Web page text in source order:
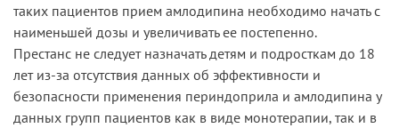
таких пациентов прием амлодипина необходимо начать с
наименьшей дозы и увеличивать ее постепенно.
Престанс не следует назначать детям и подросткам до 18
лет из-за отсутствия данных об эффективности и
безопасности применения периндоприла и амлодипина у
данных групп пациентов как в виде монотерапии, так и в